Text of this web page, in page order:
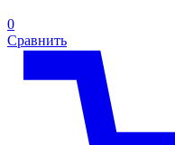
0
Сравнить